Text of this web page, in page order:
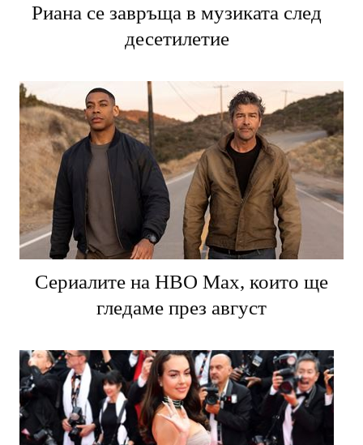
Риана се завръща в музиката след
десетилетие
Сериалите на HBO Max, които ще
гледаме през август